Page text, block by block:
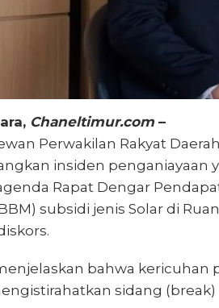
Chaneltimur.com–
Perwakilan Rakyat
insiden penganiayaan
Rapat Dengar
subsidi jenis Solar di
bahwa
sidang